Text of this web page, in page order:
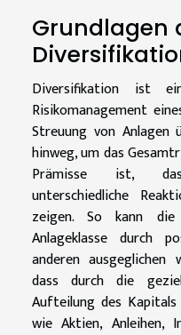
Grundlagen
Diversifikation ist
Risikomanagement
Streuung von Anlagen
hinweg, um das
Prämisse ist,
unterschiedliche
zeigen. So kann
Anlageklasse durch
anderen ausgeglichen
dass durch die
Aufteilung des Kapitals
wie Aktien, Anleihen,